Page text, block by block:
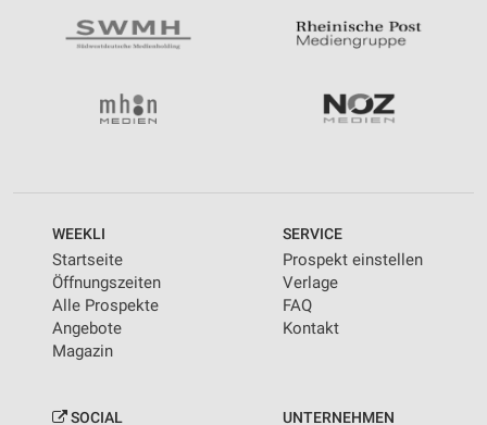
WEEKLI
Startseite
Öffnungszeiten
Alle Prospekte
Angebote
Magazin
SERVICE
Prospekt einstellen
Verlage
FAQ
Kontakt
SOCIAL UNTERNEHMEN